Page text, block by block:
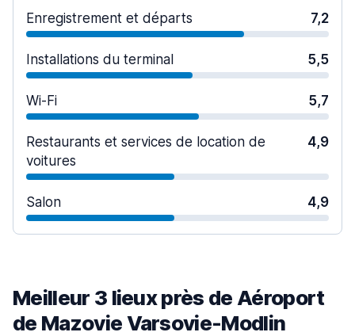
Enregistrement et départs 7,2
Installations du terminal 5,5
Wi-Fi 5,7
Restaurants et services de location de
voitures
4,9
Salon 4,9
Meilleur 3 lieux près de Aéroport
de Mazovie Varsovie-Modlin